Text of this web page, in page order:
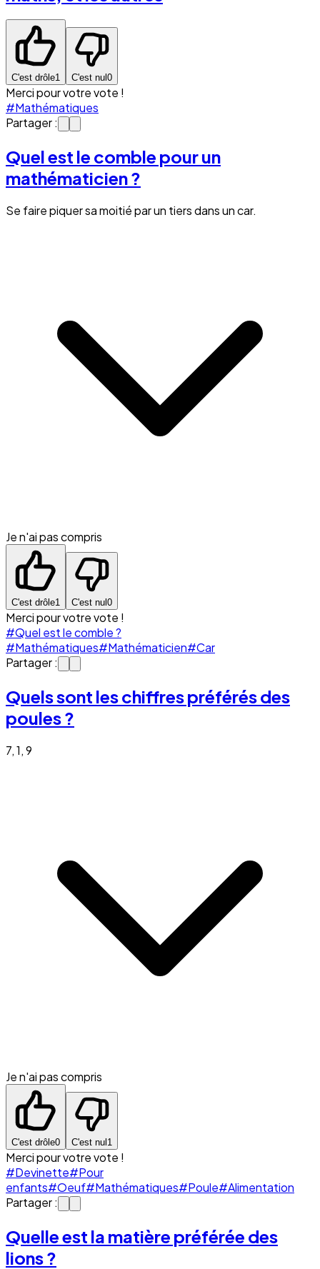
C'est drôle1 C'est nul 0
Merci pour votre vote !
#Mathématiques
Partager :
Quel est le comble pour un
mathématicien ?
Se faire piquer sa moitié par un tiers dans un car.
Je n'ai pas compris
C'est drôle1 C'est nul 0
Merci pour votre vote !
#Quel est le comble ?
#Mathématiques#Mathématicien#Car
Partager :
Quels sont les chiffres préférés des
poules ?
7, 1, 9
Je n'ai pas compris
C'est drôle0 C'est nul 1
Merci pour votre vote !
#Devinette#Pour
enfants#Oeuf#Mathématiques#Poule#Alimentation
Partager :
Quelle est la matière préférée des
lions ?